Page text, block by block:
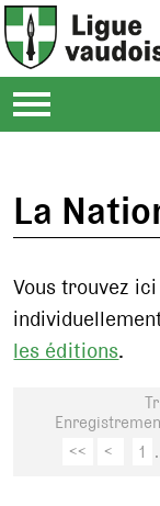
La
Vous trouvez
les éditions.
<<
< 1